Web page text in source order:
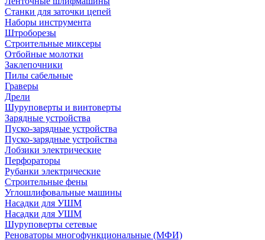
Станки для заточки цепей
Наборы инструмента
Штроборезы
Строительные миксеры
Отбойные молотки
Заклепочники
Пилы сабельные
Граверы
Дрели
Шуруповерты и винтоверты
Зарядные устройства
Пуско-зарядные устройства
Пуско-зарядные устройства
Лобзики электрические
Перфораторы
Рубанки электрические
Строительные фены
Углошлифовальные машины
Насадки для УШМ
Насадки для УШМ
Шуруповерты сетевые
Реноваторы многофункциональные (МФИ)